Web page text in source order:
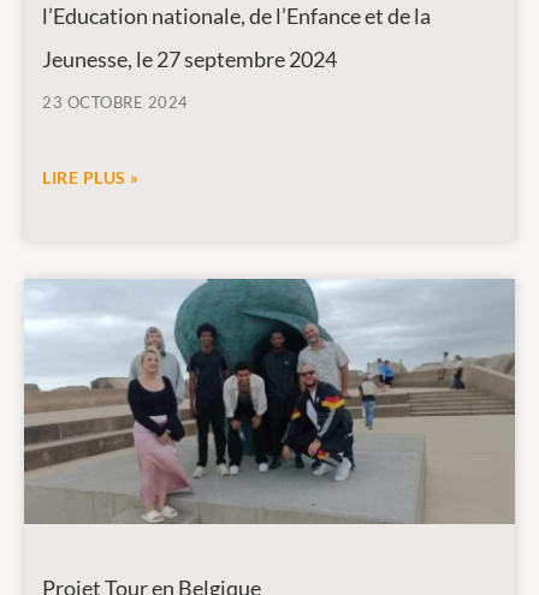
l’Education nationale, de l’Enfance et de la
Jeunesse, le 27 septembre 2024
23 OCTOBRE 2024
LIRE PLUS »
Projet Tour en Belgique